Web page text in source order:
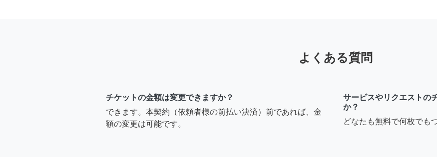
よくある質問
チケットの金額は変更できますか？
できます。本契約（依頼者様の前払い決済）前であれば、金
額の変更は可能です。
サービスやリクエストの
か？
どなたも無料で何枚でも